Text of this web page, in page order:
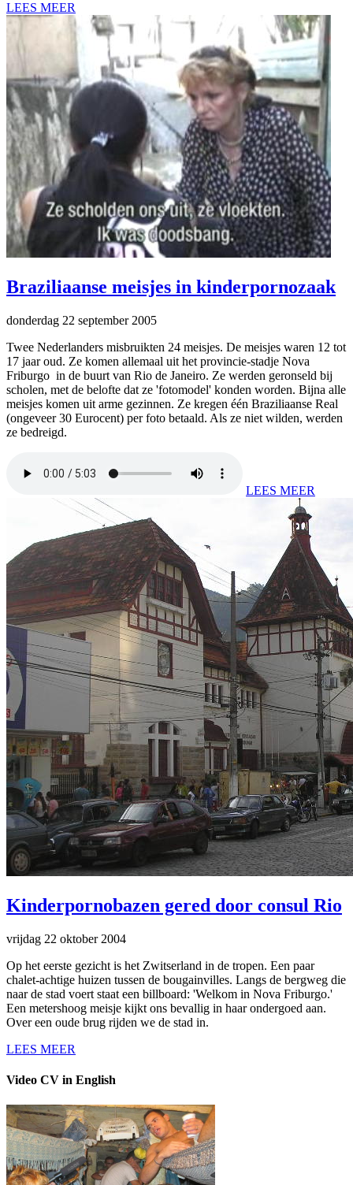
LEES MEER
Braziliaanse meisjes in kinderpornozaak
donderdag 22 september 2005
Twee Nederlanders misbruikten 24 meisjes. De meisjes waren 12 tot
17 jaar oud. Ze komen allemaal uit het provincie-stadje Nova
Friburgo in de buurt van Rio de Janeiro. Ze werden geronseld bij
scholen, met de belofte dat ze 'fotomodel' konden worden. Bijna alle
meisjes komen uit arme gezinnen. Ze kregen één Braziliaanse Real
(ongeveer 30 Eurocent) per foto betaald. Als ze niet wilden, werden
ze bedreigd.
LEES MEER
Kinderpornobazen gered door consul Rio
vrijdag 22 oktober 2004
Op het eerste gezicht is het Zwitserland in de tropen. Een paar
chalet-achtige huizen tussen de bougainvilles. Langs de bergweg die
naar de stad voert staat een billboard: 'Welkom in Nova Friburgo.'
Een metershoog meisje kijkt ons bevallig in haar ondergoed aan.
Over een oude brug rijden we de stad in.
LEES MEER
Video CV in English